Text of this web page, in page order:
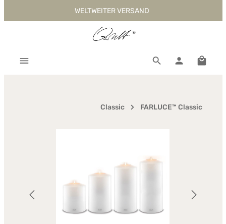
Zum Hauptinhalt springenWELTWEITER VERSAND
Classic FARLUCE™ Classic